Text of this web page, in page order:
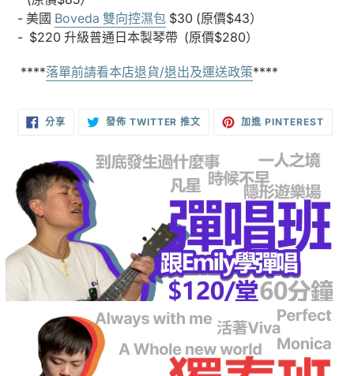
- 美國 Boveda 雙向控濕包 $30 (原價$43）
- $220 升級普通日本製琴帶 (原價$280）
****落單前請看本店退貨/退出及運送政策****
分享分
享
發佈 TWITTER 推文
TWITTER
佈
推
文
加進 PINTEREST加